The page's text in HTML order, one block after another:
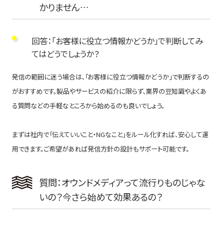
かりません…
回答：「お客様に役立つ情報かどうか」で判断してみ
てはどうでしょうか？
発信の範囲に迷う場合は、「お客様に役立つ情報かどうか」で判断するの
がおすすめです。製品やサービスの紹介に限らず、業界の豆知識やよくあ
る質問などの手軽なところから始めるのも良いでしょう。
まずは社内で「伝えていいこと・NGなこと」をルール化すれば、安心して運
用できます。ご希望があれば発信方針の設計もサポート可能です。
質問：オウンドメディアって流行りものじゃな
いの？今さら始めて効果あるの？